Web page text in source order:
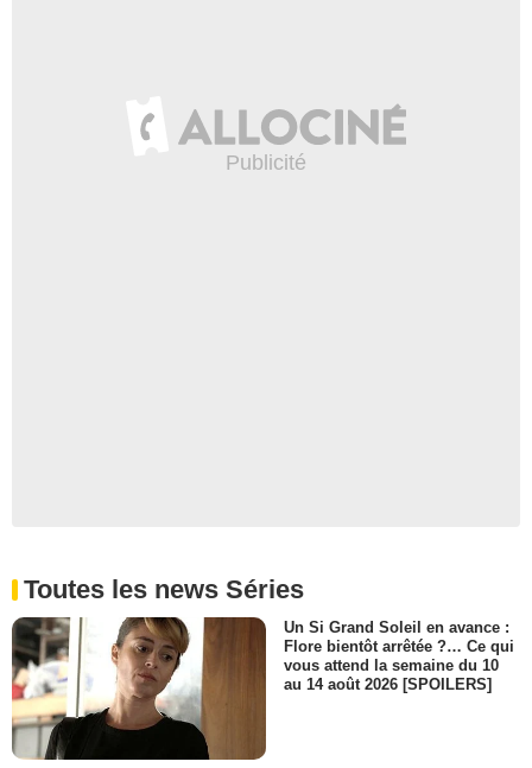
Toutes les news Séries
Un Si Grand Soleil en avance :
Flore bientôt arrêtée ?… Ce qui
vous attend la semaine du 10
au 14 août 2026 [SPOILERS]